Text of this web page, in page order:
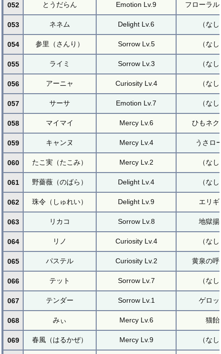
052 とうだらん Emotion Lv.9 フローラ
053 ネネム Delight Lv.6 （な
054 参里（さんり） Sorrow Lv.5 （な
055 ライミ Sorrow Lv.3 （な
056 アーニャ Curiosity Lv.4 （な
057 サーサ Emotion Lv.7 （な
058 マイマイ Mercy Lv.6 ひもネク
059 キャンヌ Mercy Lv.4 うさロ
060 たこ実（たこみ） Mercy Lv.2 （な
061 野薔薇（のばら） Delight Lv.4 （な
062 珠令（しゅれい） Delight Lv.9 エリギ
063 リカコ Sorrow Lv.8 地獄揚
064 リノ Curiosity Lv.4 （な
065 パステル Curiosity Lv.2 黄泉の呼
066 テット Sorrow Lv.7 （な
067 テンダー Sorrow Lv.1 ゲロッ
068 みぃ Mercy Lv.6 猫飴
069 春風（はるかぜ） Mercy Lv.9 （な